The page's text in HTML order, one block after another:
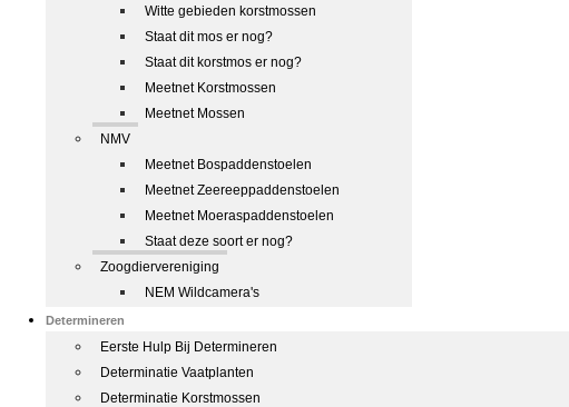
Witte gebieden korstmossen
Staat dit mos er nog?
Staat dit korstmos er nog?
Meetnet Korstmossen
Meetnet Mossen
NMV
Meetnet Bospaddenstoelen
Meetnet Zeereeppaddenstoelen
Meetnet Moeraspaddenstoelen
Staat deze soort er nog?
Zoogdiervereniging
NEM Wildcamera's
Determineren
Eerste Hulp Bij Determineren
Determinatie Vaatplanten
Determinatie Korstmossen